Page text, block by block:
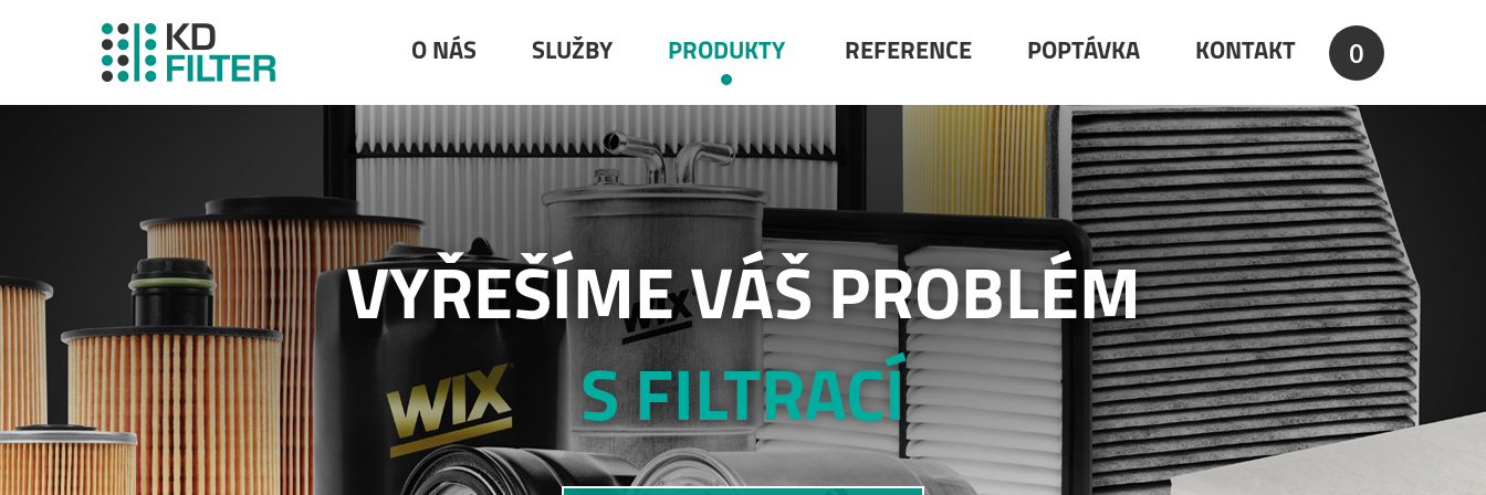
O NÁS SLUŽBY PRODUKTY REFERENCE POPTÁVKA KONTAKT 0
VYŘEŠÍME VÁŠ PROBLÉM
S FILTRACÍ